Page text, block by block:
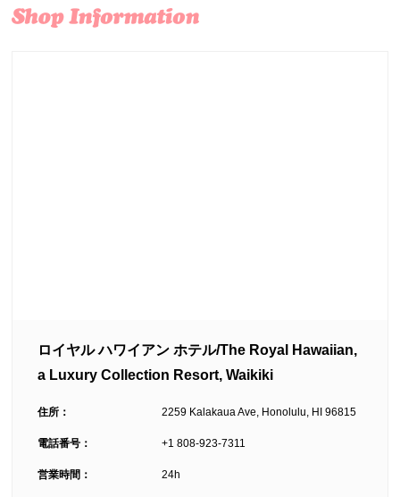
ロイヤル ハワイアン ホテル/The Royal Hawaiian,
a Luxury Collection Resort, Waikiki
住所： 2259 Kalakaua Ave, Honolulu, HI 96815
電話番号： +1 808-923-7311
営業時間： 24h